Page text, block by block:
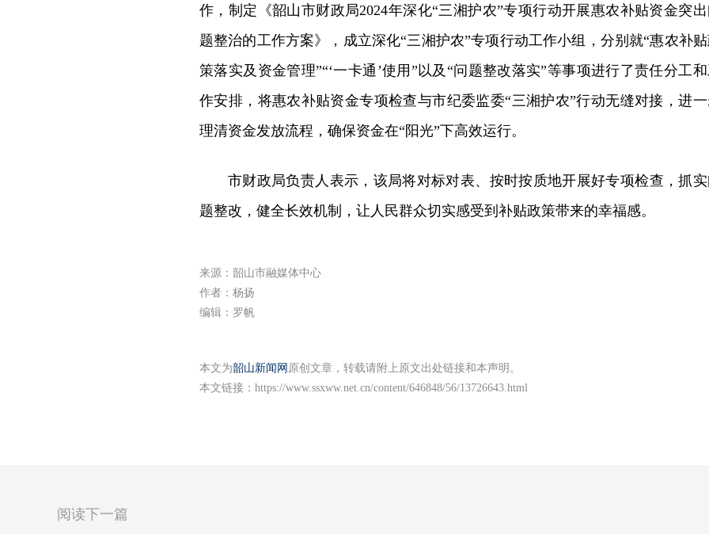
作，制定《韶山市财政局2024年深化“三湘护农”专项行动开展惠农补贴资金突
题整治的工作方案》，成立深化“三湘护农”专项行动工作小组，分别就“惠农补
策落实及资金管理”“‘一卡通’使用”以及“问题整改落实”等事项进行了责任分工
作安排，将惠农补贴资金专项检查与市纪委监委“三湘护农”行动无缝对接，进
理清资金发放流程，确保资金在“阳光”下高效运行。
市财政局负责人表示，该局将对标对表、按时按质地开展好专项检查，抓
题整改，健全长效机制，让人民群众切实感受到补贴政策带来的幸福感。
来源：韶山市融媒体中心
作者：杨扬
编辑：罗帆
本文为韶山新闻网 原创文章，转载请附上原文出处链接和本声明。
本文链接： https://www.ssxww.net.cn/content/646848/56/13726643.html
阅读下一篇